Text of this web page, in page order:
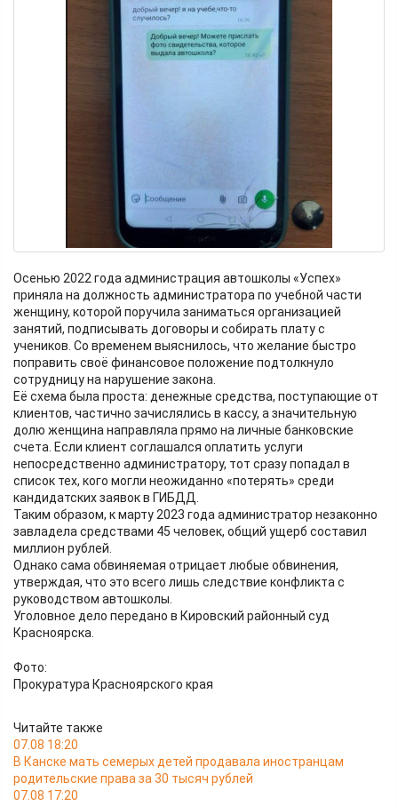
Осенью 2022 года администрация автошколы «Успех»
приняла на должность администратора по учебной части
женщину, которой поручила заниматься организацией
занятий, подписывать договоры и собирать плату с
учеников. Со временем выяснилось, что желание быстро
поправить своё финансовое положение подтолкнуло
сотрудницу на нарушение закона.
Её схема была проста: денежные средства, поступающие от
клиентов, частично зачислялись в кассу, а значительную
долю женщина направляла прямо на личные банковские
счета. Если клиент соглашался оплатить услуги
непосредственно администратору, тот сразу попадал в
список тех, кого могли неожиданно «потерять» среди
кандидатских заявок в ГИБДД.
Таким образом, к марту 2023 года администратор незаконно
завладела средствами 45 человек, общий ущерб составил
миллион рублей.
Однако сама обвиняемая отрицает любые обвинения,
утверждая, что это всего лишь следствие конфликта с
руководством автошколы.
Уголовное дело передано в Кировский районный суд
Красноярска.
Фото:
Прокуратура Красноярского края
Читайте также
07.08 18:20
В Канске мать семерых детей продавала иностранцам
родительские права за 30 тысяч рублей
07.08 17:20